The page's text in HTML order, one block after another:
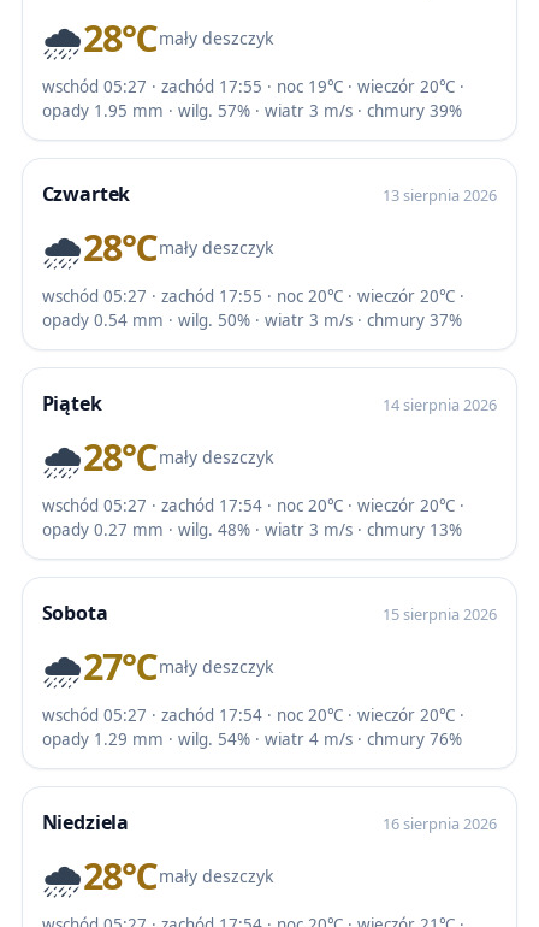
🌧️28℃mały deszczyk
wschód 05:27 · zachód 17:55 · noc 19℃ · wieczór 20℃ ·
opady 1.95 mm · wilg. 57% · wiatr 3 m/s · chmury 39%
Czwartek 13 sierpnia 2026
🌧️28℃mały deszczyk
wschód 05:27 · zachód 17:55 · noc 20℃ · wieczór 20℃ ·
opady 0.54 mm · wilg. 50% · wiatr 3 m/s · chmury 37%
Piątek 14 sierpnia 2026
🌧️28℃mały deszczyk
wschód 05:27 · zachód 17:54 · noc 20℃ · wieczór 20℃ ·
opady 0.27 mm · wilg. 48% · wiatr 3 m/s · chmury 13%
Sobota 15 sierpnia 2026
🌧️27℃mały deszczyk
wschód 05:27 · zachód 17:54 · noc 20℃ · wieczór 20℃ ·
opady 1.29 mm · wilg. 54% · wiatr 4 m/s · chmury 76%
Niedziela 16 sierpnia 2026
🌧️28℃mały deszczyk